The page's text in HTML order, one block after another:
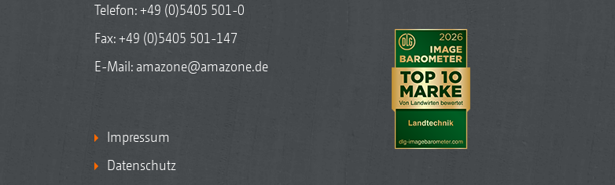
Telefon:+49 (0)5405 501-0
Fax: +49 (0)5405 501-147
E-Mail: amazone@amazone.de
Impressum
Datenschutz